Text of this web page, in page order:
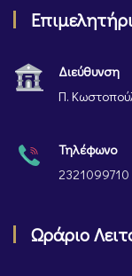
Διεύθυνση
Π.
Τηλέφωνο
2321099710
Ωράριο